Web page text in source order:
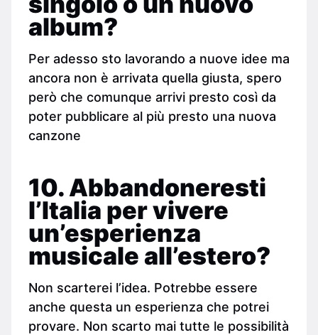
album?
Per adesso sto lavorando a nuove idee ma
ancora non è arrivata quella giusta, spero
però che comunque arrivi presto così da
poter pubblicare al più presto una nuova
canzone
10. Abbandoneresti
l’Italia per vivere
un’esperienza
musicale all’estero?
Non scarterei l’idea. Potrebbe essere
anche questa un esperienza che potrei
provare. Non scarto mai tutte le possibilità